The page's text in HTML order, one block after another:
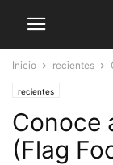
Inicio recientes
recientes
Conoce
(Flag